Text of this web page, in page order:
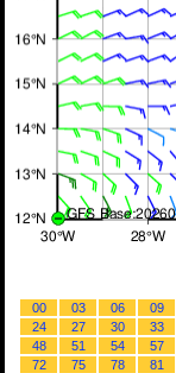
00 03 06 09
24
27 30 33
48
51 54 57
72
75 78 81